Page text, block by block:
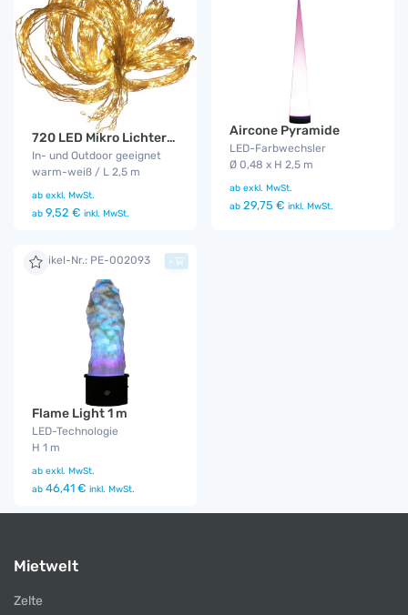
720 LED Mikro Lichterbündel
In- und Outdoor geeignet
warm-weiß / L 2,5 m
ab exkl. MwSt.
ab 9,52 € inkl. MwSt.
Aircone Pyramide
LED-Farbwechsler
Ø 0,48 x H 2,5 m
ab exkl. MwSt.
ab 29,75 € inkl. MwSt.
Artikel-Nr.: PE-002093
Flame Light 1 m
LED-Technologie
H 1 m
ab exkl. MwSt.
ab 46,41 € inkl. MwSt.
+
Mietwelt
Zelte